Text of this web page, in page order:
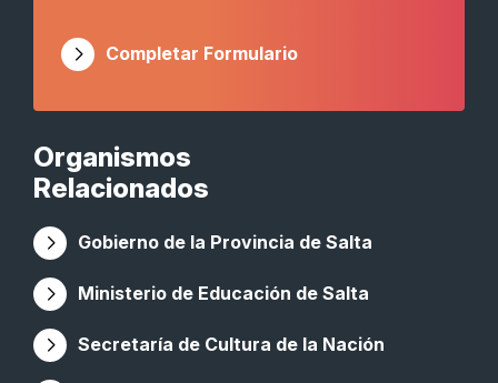
Organismos
Relacionados
Gobierno de la Provincia de Salta
Ministerio de Educación de Salta
Secretaría de Cultura de la Nación
Completar Formulario